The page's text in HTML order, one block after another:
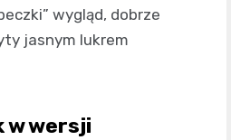
wygląd, dobrze
jasnym lukrem
w wersji